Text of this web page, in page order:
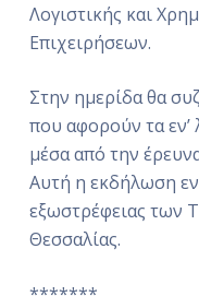
Λογιστικής και
Επιχειρήσεων.
Στην ημερίδα θα
που αφορούν τα εν’
μέσα από την
Αυτή η εκδήλωση
εξωστρέφειας των
Θεσσαλίας.
*******